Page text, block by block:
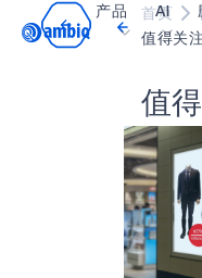
产品 AI
首页
值得关
值得
Video title